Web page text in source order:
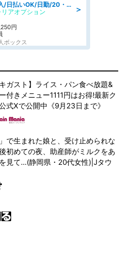
＞
検品・検査/高収入/日払いOK/日勤/20・30・40代活躍中/製造 工場
アオプション
円
ボックス
キガスト】ライス・パン食べ放題&
付きメニュー1111円はお得!最新ク
式Xで公開中《9月23日まで》
」で生まれた娘と、受け止められな
初めての夜、助産師がミルクをあ
見て...(静岡県・20代女性)|Jタウ